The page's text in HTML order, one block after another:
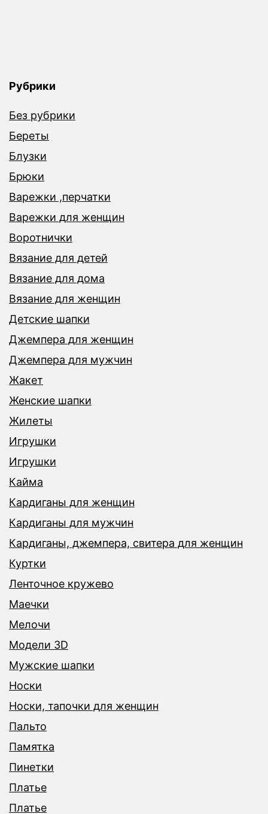
Рубрики
Без рубрики
Береты
Блузки
Брюки
Варежки ,перчатки
Варежки для женщин
Воротнички
Вязание для детей
Вязание для дома
Вязание для женщин
Детские шапки
Джемпера для женщин
Джемпера для мужчин
Жакет
Женские шапки
Жилеты
Игрушки
Игрушки
Кайма
Кардиганы для женщин
Кардиганы для мужчин
Кардиганы, джемпера, свитера для женщин
Куртки
Ленточное кружево
Маечки
Мелочи
Модели 3D
Мужские шапки
Носки
Носки, тапочки для женщин
Пальто
Памятка
Пинетки
Платье
Платье